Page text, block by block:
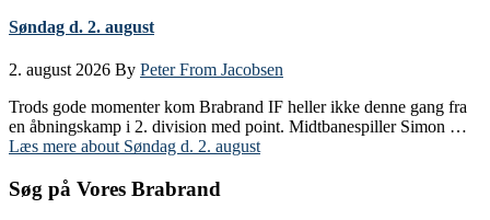
Søndag d. 2. august
2. august 2026 By Peter From Jacobsen
Trods gode momenter kom Brabrand IF heller ikke denne gang fra
en åbningskamp i 2. division med point. Midtbanespiller Simon …
Læs mere about Søndag d. 2. august
Søg på Vores Brabrand